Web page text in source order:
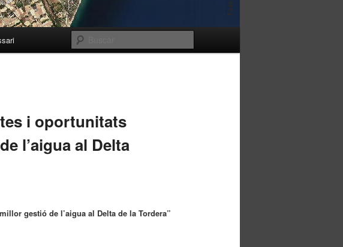
i oportunitats
l’aigua al Delta
gestió de l’aigua al Delta de la Tordera”